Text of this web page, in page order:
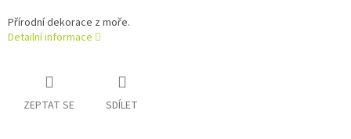
Přírodní dekorace z moře.
Detailní informace
ZEPTAT SE SDÍLET